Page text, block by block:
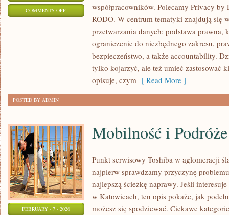
COMMENTS OFFON
PODSTAWY
współpracowników. Polecamy Privacy
RODO. W centrum tematyki znajdują się
przetwarzania danych: podstawa prawna,
ograniczenie do niezbędnego zakresu,
bezpieczeństwo, a także accountability.
tylko kojarzyć, ale też umieć zastosować
opisuje, czym [ Read More ]
POSTED BY ADMIN
FEBRUARY - 7 - 2026
Mobilność i
Punkt serwisowy Toshiba w aglomeracji
najpierw sprawdzamy przyczynę
najlepszą ścieżkę naprawy. Jeśli
w Katowicach, ten opis pokaże, jak
możesz się spodziewać. Ciekawe